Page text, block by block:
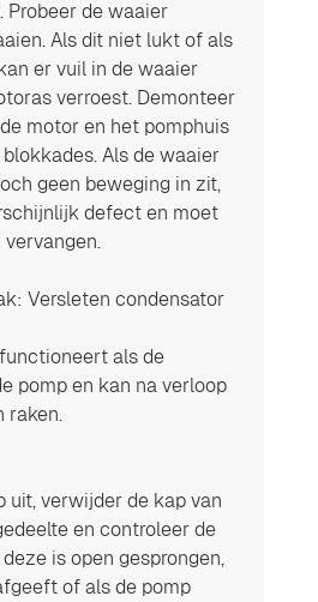
Probeer de waaier
Als dit niet lukt of als
er vuil in de waaier
verroest. Demonteer
motor en het pomphuis
Als de waaier
geen beweging in zit,
defect en moet
Versleten condensator
als de
pomp en kan na verloop
raken.
uit, verwijder de kap van
en controleer de
is open gesprongen,
of als de pomp